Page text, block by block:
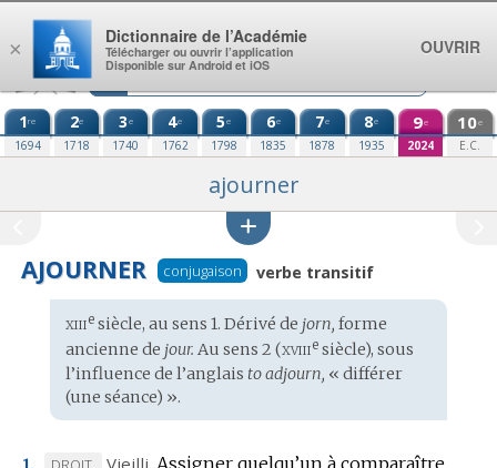
Aller au contenu
1re
1694
2e
1718
3e
1740
4e
1762
5e
1798
6e
1835
7e
1878
8e
1935
9e
2024
10e
E.C.
ajourner
AJOURNER conjugaison verbe transitif
Étymologie
:
xiiiesiècle, au sens 1. Dérivé de jorn, forme
ancienne de jour. Au sens 2 (xviiiesiècle), sous
l’influence de l’anglais to adjourn, « différer
(une séance) ».
MARQUEVieilli. Assigner quelqu’un à comparaître
×
Dictionnaire de l’Académie
Télécharger ou ouvrir l’application
Disponible sur Android et iOS
OUVRIR